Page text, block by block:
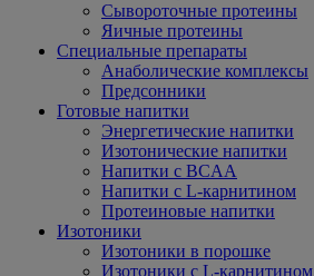
Сывороточные протеины
Яичные протеины
Специальные препараты
Анаболические комплексы
Предсонники
Готовые напитки
Энергетические напитки
Изотонические напитки
Напитки с BCAA
Напитки с L-карнитином
Протеиновые напитки
Изотоники
Изотоники в порошке
Изотоники с L-карнитином